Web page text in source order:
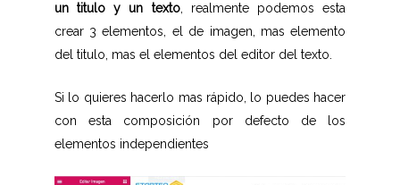
un titulo y un texto, realmente podemos esta
crear 3 elementos, el de imagen, mas elemento
del titulo, mas el elementos del editor del texto.
Si lo quieres hacerlo mas rápido, lo puedes hacer
con esta composición por defecto de los
elementos independientes